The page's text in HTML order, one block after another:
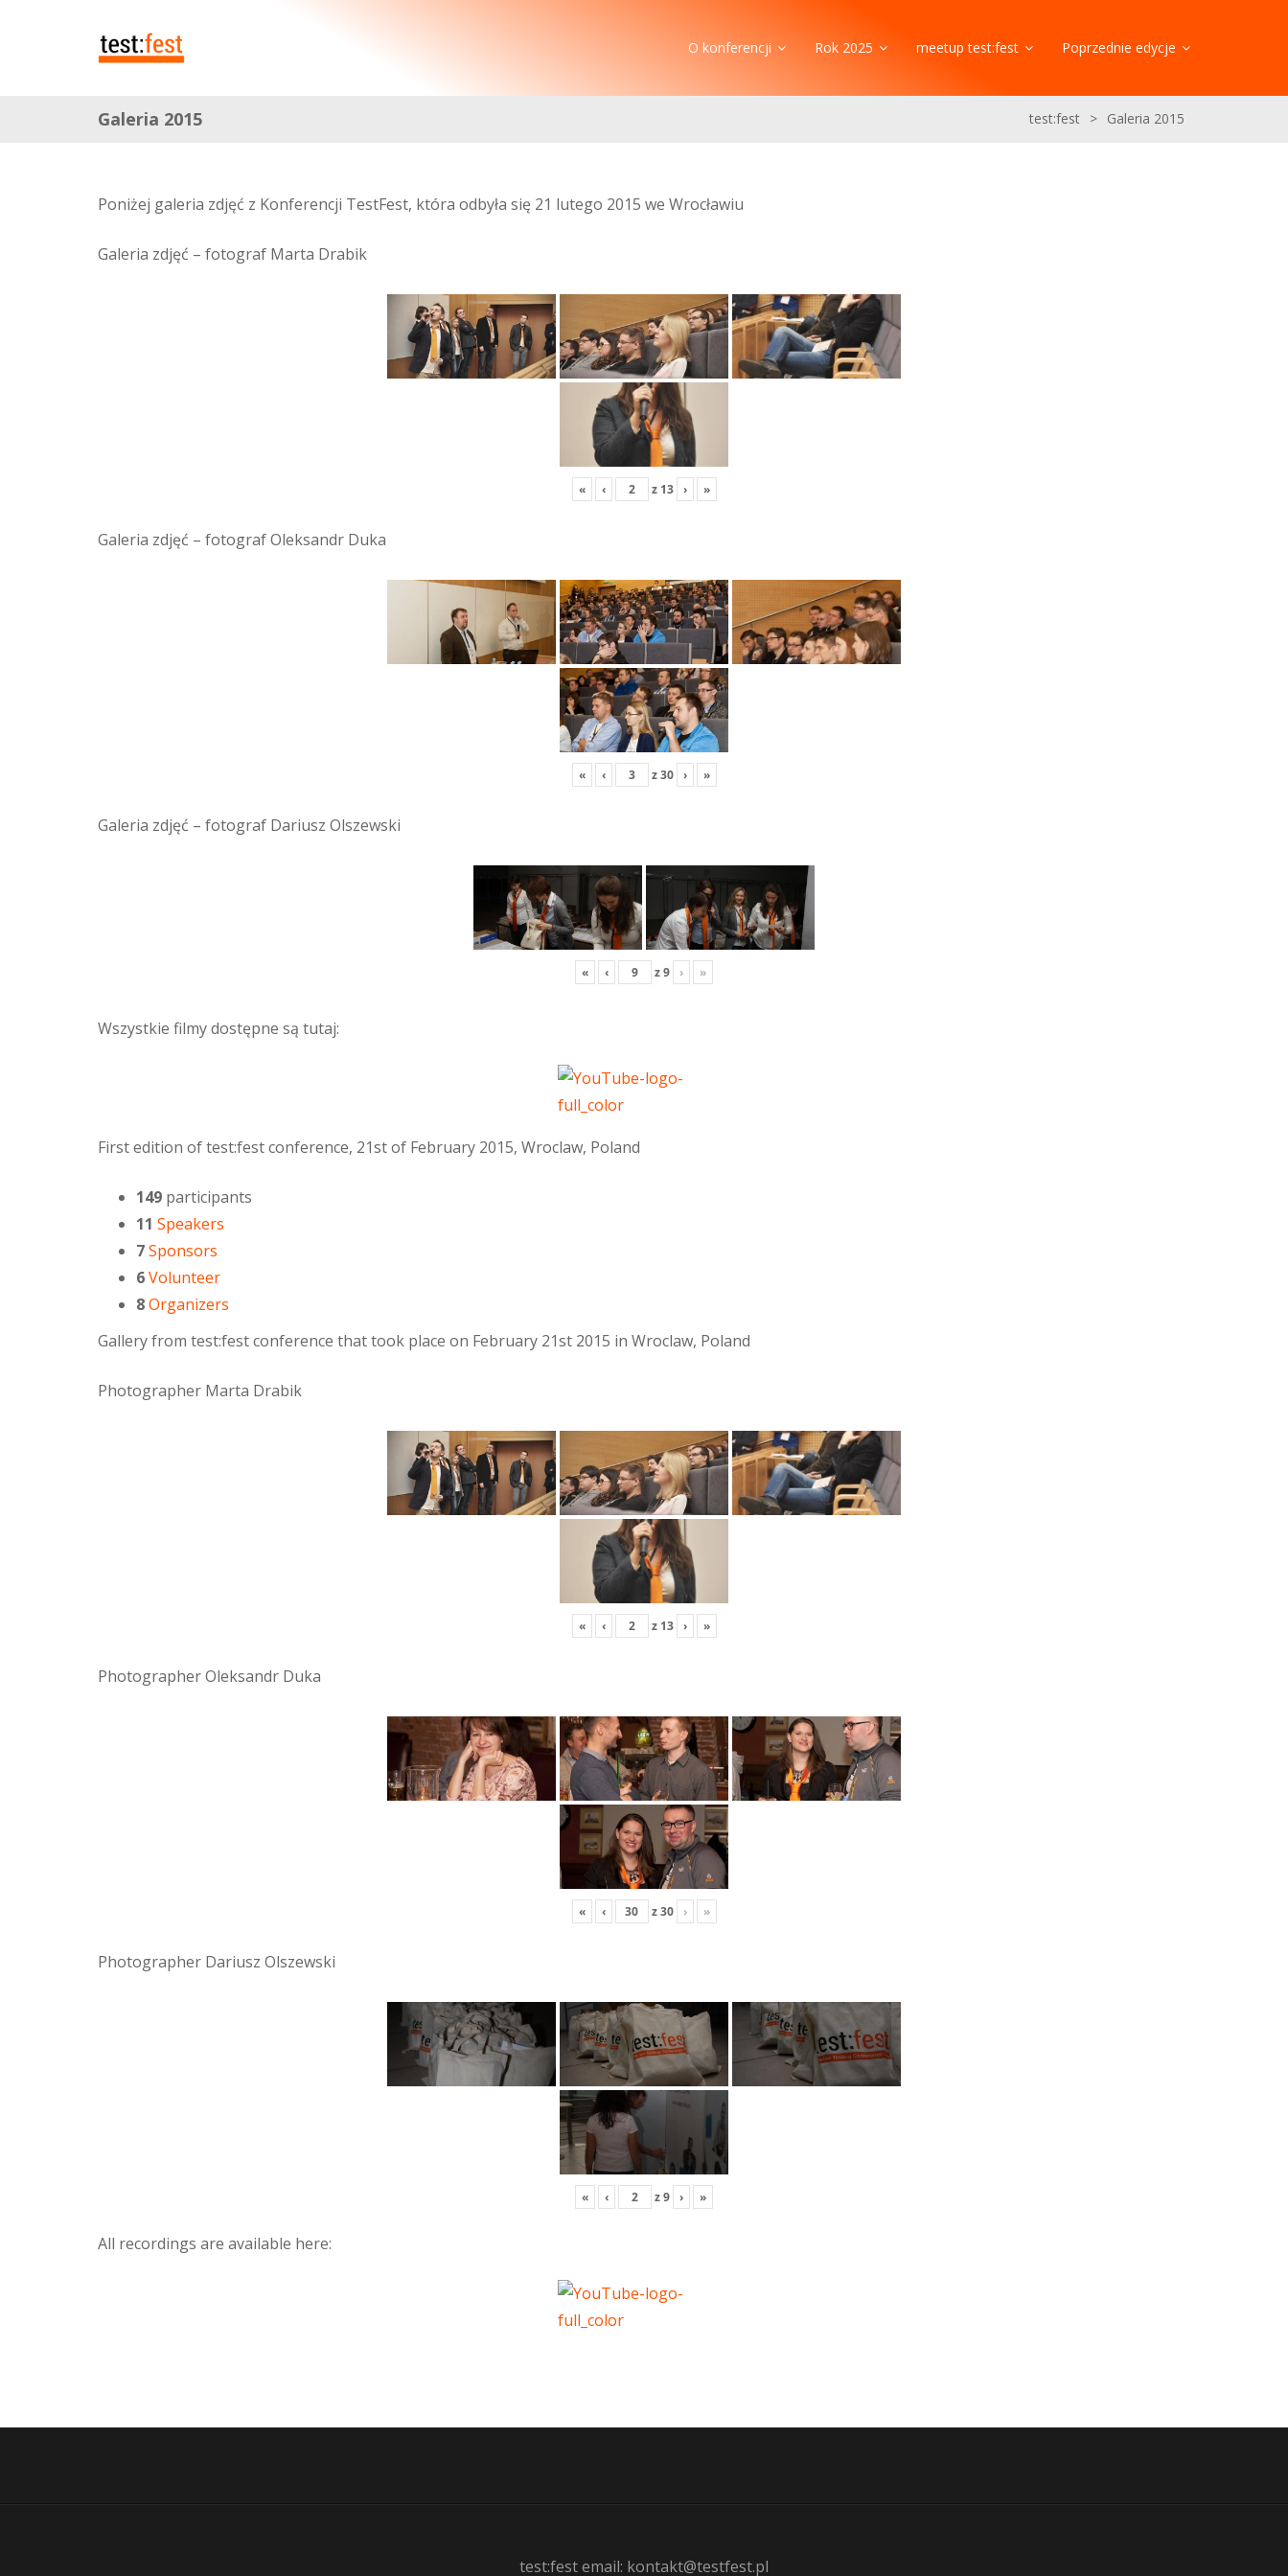
O konferencji Rok 2025 meetup test:fest Poprzednie edycje
Galeria 2015 test:fest > Galeria 2015
Poniżej galeria zdjęć z Konferencji TestFest, która odbyła się 21 lutego 2015 we Wrocławiu
Galeria zdjęć – fotograf Marta Drabik
« ‹ z 13 › »
Galeria zdjęć – fotograf Oleksandr Duka
« ‹ z30 › »
Galeria zdjęć – fotograf Dariusz Olszewski
« ‹ z9 › »
Wszystkie filmy dostępne są tutaj:
First edition of test:fest conference, 21st of February 2015, Wroclaw, Poland
149 participants
11 Speakers
7Sponsors
6Volunteer
8Organizers
Gallery from test:fest conference that took place on February 21st 2015 in Wroclaw, Poland
Photographer Marta Drabik
« ‹ z 13 › »
Photographer Oleksandr Duka
« ‹ z30 › »
Photographer Dariusz Olszewski
« ‹ z9 › »
All recordings are available here:
test:fest email: kontakt@testfest.pl